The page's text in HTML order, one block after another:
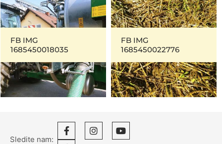
FB IMG
1685450018035
FB IMG
1685450022776
Sledite nam: